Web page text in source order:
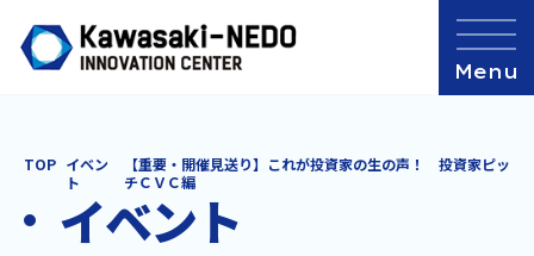
TOP イベン
ト
【重要・開催見送り】これが投資家の生の声！ 投資家ピッ
チＣＶＣ編
イベント